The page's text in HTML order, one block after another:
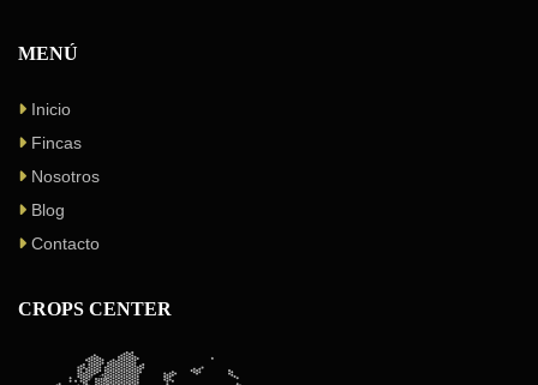
MENÚ
Inicio
Fincas
Nosotros
Blog
Contacto
CROPS CENTER